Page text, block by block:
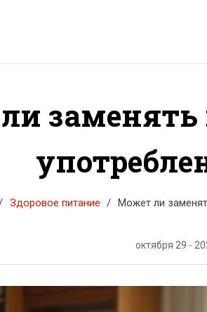
заменять
Здоровое питание Может ли
октября 29 -